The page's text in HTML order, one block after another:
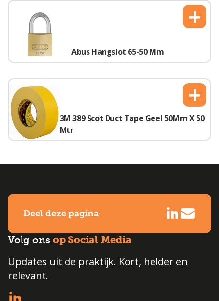
Abus Hangslot 65-50 Mm
+
3M 389 Scot Duct Tape Geel 50Mm X 50
Mtr
+
Deel deze pagina
Volg ons op Social Media
Updates uit de praktijk. Kort, helder en
relevant.